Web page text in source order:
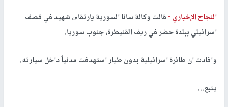
النجاح الإخباري -قالت وكالة سانا السورية بإرتقاء، شهيد في قصف
اسرائيلي ببلدة حضر في ريف القنيطرة، جنوب سوريا.
وافادت ان طائرة اسرائيلية بدون طيار استهدفت مدنياً داخل سيارته.
يتبع...